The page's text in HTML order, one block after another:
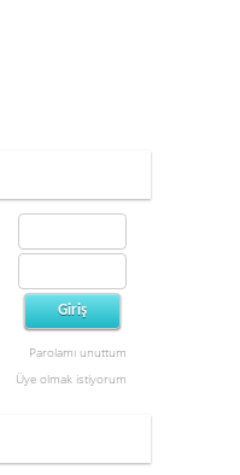
Parolamı unuttum
Üye olmak istiyorum